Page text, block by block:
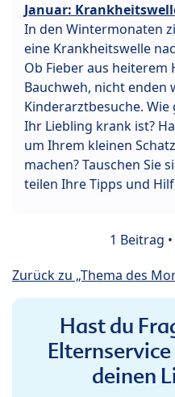
Januar:
In den Wintermonaten
eine Krankheitswelle
Ob Fieber aus heiterem
Bauchweh, nicht enden
Kinderarztbesuche.
Ihr Liebling krank ist?
um Ihrem kleinen
machen? Tauschen Sie
teilen Ihre Tipps und
1 Beitrag
Zurück zu „Thema des
Hast du
deinen